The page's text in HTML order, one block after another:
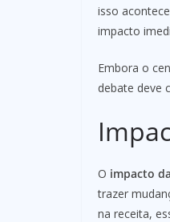
isso
impacto
Embora o
debate deve
O impacto
trazer
na receita,